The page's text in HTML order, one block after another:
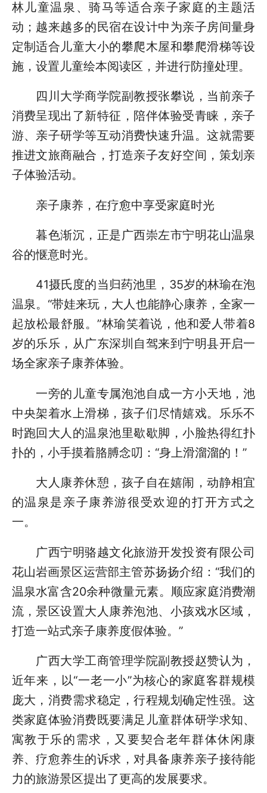
林儿童温泉、骑马等适合亲子家庭的主题活
动；越来越多的民宿在设计中为亲子房间量身
定制适合儿童大小的攀爬木屋和攀爬滑梯等设
施，设置儿童绘本阅读区，并进行防撞处理。
四川大学商学院副教授张攀说，当前亲子
消费呈现出了新特征，陪伴体验受青睐，亲子
游、亲子研学等互动消费快速升温。这就需要
推进文旅商融合，打造亲子友好空间，策划亲
子体验活动。
亲子康养，在疗愈中享受家庭时光
暮色渐沉，正是广西崇左市宁明花山温泉
谷的惬意时光。
41摄氏度的当归药池里，35岁的林瑜在泡
温泉。“带娃来玩，大人也能静心康养，全家一
起放松最舒服。”林瑜笑着说，他和爱人带着8
岁的乐乐，从广东深圳自驾来到宁明县开启一
场全家亲子康养体验。
一旁的儿童专属泡池自成一方小天地，池
中央架着水上滑梯，孩子们尽情嬉戏。乐乐不
时跑回大人的温泉池里歇歇脚，小脸热得红扑
扑的，小手摸着胳膊念叨：“身上滑溜溜的！”
大人康养休憩，孩子自在嬉闹，动静相宜
的温泉是亲子康养游很受欢迎的打开方式之
一。
广西宁明骆越文化旅游开发投资有限公司
花山岩画景区运营部主管苏扬扬介绍：“我们的
温泉水富含20余种微量元素。顺应家庭消费潮
流，景区设置大人康养泡池、小孩戏水区域，
打造一站式亲子康养度假体验。”
广西大学工商管理学院副教授赵赞认为，
近年来，以“一老一小”为核心的家庭客群规模
庞大，消费需求稳定，行程规划确定性强。这
类家庭体验消费既要满足儿童群体研学求知、
寓教于乐的需求，又要契合老年群体休闲康
养、疗愈养生的诉求，对具备康养亲子接待能
力的旅游景区提出了更高的发展要求。